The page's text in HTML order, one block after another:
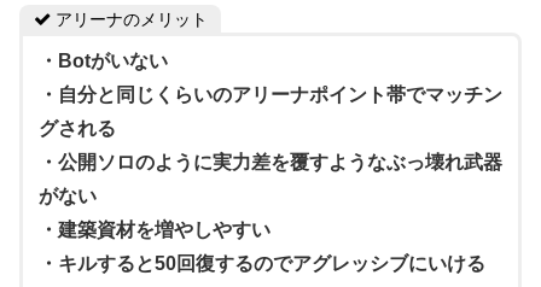
アリーナのメリット
・Botがいない
・自分と同じくらいのアリーナポイント帯でマッチン
グされる
・公開ソロのように実力差を覆すようなぶっ壊れ武器
がない
・建築資材を増やしやすい
・キルすると50回復するのでアグレッシブにいける